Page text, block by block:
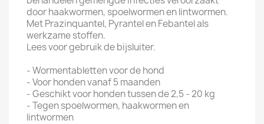
door haakwormen, spoelwormen en lintwormen.
Met Prazinquantel, Pyrantel en Febantel als
werkzame stoffen.
Lees voor gebruik de bijsluiter.
- Wormentabletten voor de hond
- Voor honden vanaf 5 maanden
- Geschikt voor honden tussen de 2,5 - 20 kg
- Tegen spoelwormen, haakwormen en
lintwormen